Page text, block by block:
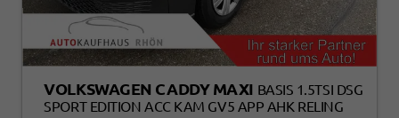
VOLKSWAGEN CADDY MAXI BASIS 1.5TSI DSG
SPORT EDITION ACC KAM GV5 APP AHK RELING